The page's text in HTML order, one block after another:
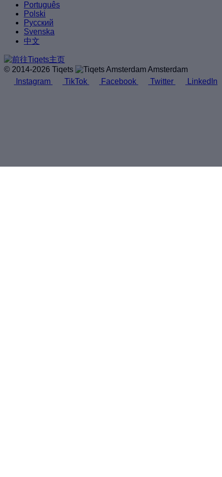
Português
Polski
Русский
Svenska
中文
© 2014-2026 Tiqets
Amsterdam
Instagram
TikTok Facebook Twitter LinkedIn